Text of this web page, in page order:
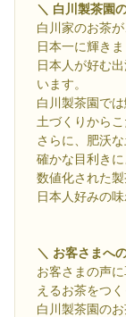
＼ 白川製茶園
白川家のお茶
日本一に輝きま
日本人が好む
います。
白川製茶園で
土づくりから
さらに、肥沃
確かな目利き
数値化された製
日本人好みの
＼ お客さまへ
お客さまの声
えるお茶をつく
白川製茶園の